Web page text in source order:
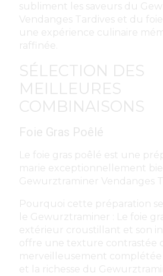
subliment les saveurs du
Vendanges Tardives et du
une expérience culinaire
raffinée.
SÉLECTION DES
MEILLEURES
COMBINAISONS
Foie Gras Poêlé
Le foie gras poêlé est une
marie exceptionnellement
Gewurztraminer Vendanges
Pourquoi cette préparation
le Gewurztraminer : Le foie
extérieur croustillant et son
offre une texture contrastée
merveilleusement
et la richesse du